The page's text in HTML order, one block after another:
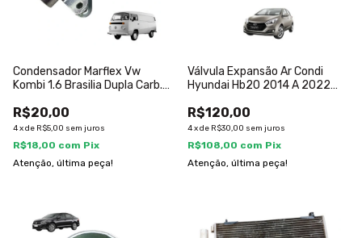
Condensador Marflex Vw
Kombi 1.6 Brasilia Dupla Carb.
R$20,00
4xde R$5,00 sem juros
R$18,00 com Pix
Atenção, última peça!
Válvula Expansão Ar Condi
Hyundai Hb20 2014 A 2022
R$120,00
4xde R$30,00 sem juros
R$108,00 com Pix
Atenção, última peça!